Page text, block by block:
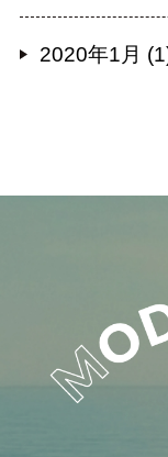
2020年1月